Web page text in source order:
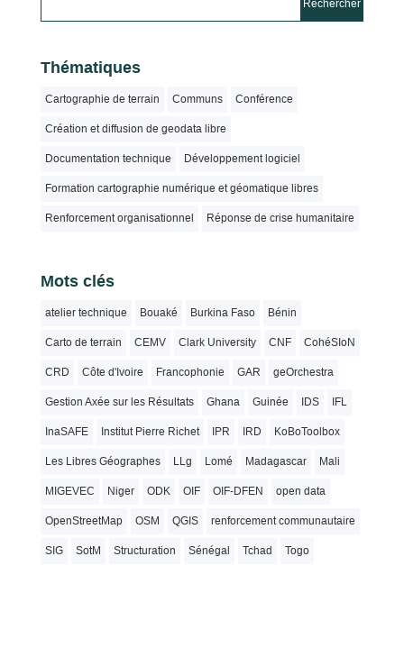
Thématiques
Cartographie de terrain Communs Conférence
Création et diffusion de geodata libre
Documentation technique Développement logiciel
Formation cartographie numérique et géomatique libres
Renforcement organisationnel Réponse de crise humanitaire
Mots clés
atelier technique Bouaké Burkina Faso Bénin
Carto de terrain CEMV Clark University CNF CohéSIoN
CRD Côte d'Ivoire Francophonie GAR geOrchestra
Gestion Axée sur les Résultats Ghana Guinée IDS IFL
InaSAFE Institut Pierre Richet IPR IRD KoBoToolbox
Les Libres Géographes LLg Lomé Madagascar Mali
MIGEVEC Niger ODK OIF OIF-DFEN open data
OpenStreetMap OSM QGIS renforcement communautaire
SIG SotM Structuration Sénégal Tchad Togo